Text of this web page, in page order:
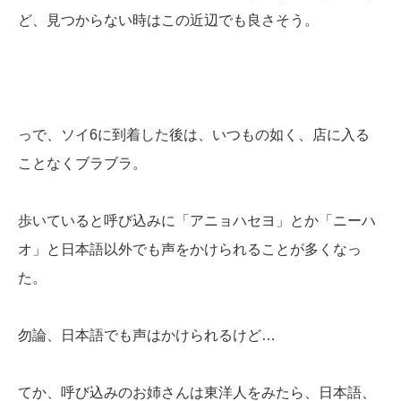
ど、見つからない時はこの近辺でも良さそう。
っで、ソイ6に到着した後は、いつもの如く、店に入る
ことなくブラブラ。
歩いていると呼び込みに「アニョハセヨ」とか「ニーハ
オ」と日本語以外でも声をかけられることが多くなっ
た。
勿論、日本語でも声はかけられるけど…
てか、呼び込みのお姉さんは東洋人をみたら、日本語、